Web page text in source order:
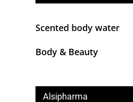
Scented body water
Body & Beauty
Alsipharma